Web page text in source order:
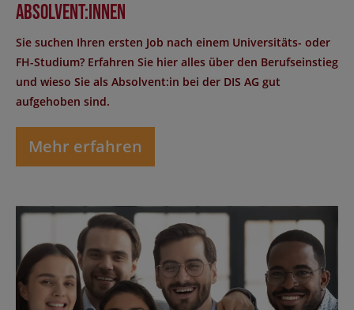
Absolvent:innen
Sie suchen Ihren ersten Job nach einem Universitäts- oder
FH-Studium? Erfahren Sie hier alles über den Berufseinstieg
und wieso Sie als Absolvent:in bei der DIS AG gut
aufgehoben sind.
Mehr erfahren